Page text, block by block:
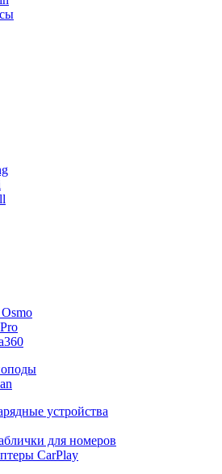
устройства
для номеров
CarPlay